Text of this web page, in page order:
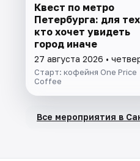
Квест по метро
Петербурга: для
кто хочет увидеть
город иначе
27 августа 2026 •
Старт: кофейня One Price
Coffee
Все мероприятия в